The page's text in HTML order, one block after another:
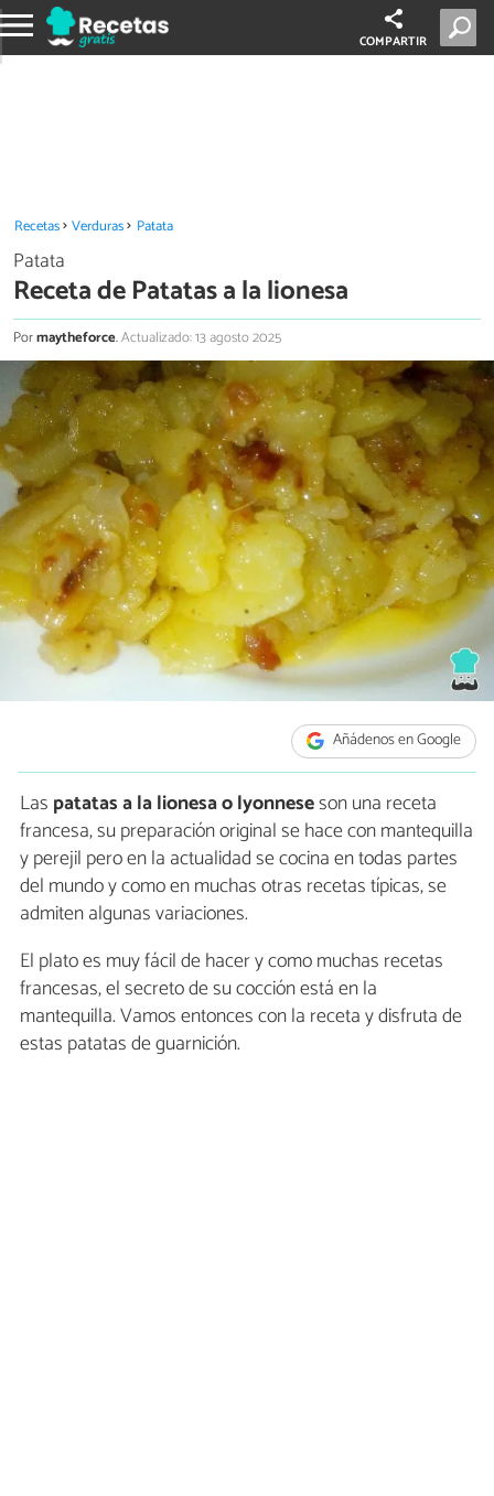
COMPARTIR
Recetas Verduras Patata
Patata
Receta de Patatas a la lionesa
Pormaytheforce.Actualizado: 13 agosto 2025
Añádenos en Google
Las patatas a la lionesa o lyonneseson una receta
francesa, su preparación original se hace con mantequilla
y perejil pero en la actualidad se cocina en todas partes
del mundo y como en muchas otras recetas típicas, se
admiten algunas variaciones.
El plato es muy fácil de hacer y como muchas recetas
francesas, el secreto de su cocción está en la
mantequilla. Vamos entonces con la receta y disfruta de
estas patatas de guarnición.